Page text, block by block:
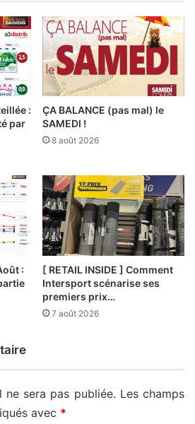
:
par
ÇA BALANCE (pas mal) le
SAMEDI !
8 août 2026
:
[ RETAIL INSIDE ] Comment
Intersport scénarise ses
premiers prix…
7 août 2026
ne sera pas publiée. Les champs
avec *